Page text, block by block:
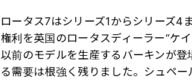
ロータス7はシリーズ1からシリーズ4
権利を英国のロータスディーラー“ケ
以前のモデルを生産するバーキンが
る需要は根強く残りました。シュペ